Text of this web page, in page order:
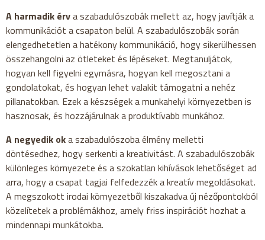
A harmadik érva szabadulószobák mellett az, hogy javítják a
kommunikációt a csapaton belül. A szabadulószobák során
elengedhetetlen a hatékony kommunikáció, hogy sikerülhessen
összehangolni az ötleteket és lépéseket. Megtanuljátok,
hogyan kell figyelni egymásra, hogyan kell megosztani a
gondolatokat, és hogyan lehet valakit támogatni a nehéz
pillanatokban. Ezek a készségek a munkahelyi környezetben is
hasznosak, és hozzájárulnak a produktívabb munkához.
A negyedik oka szabadulószoba élmény melletti
döntésedhez, hogy serkenti a kreativitást. A szabadulószobák
különleges környezete és a szokatlan kihívások lehetőséget ad
arra, hogy a csapat tagjai felfedezzék a kreatív megoldásokat.
A megszokott irodai környezetből kiszakadva új nézőpontokból
közelítetek a problémákhoz, amely friss inspirációt hozhat a
mindennapi munkátokba.